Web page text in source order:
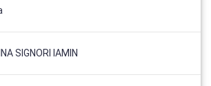
SIGNORI IAMIN